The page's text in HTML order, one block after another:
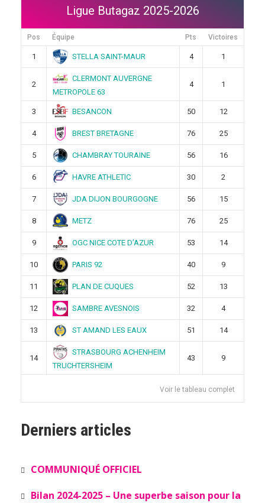
Ligue Butagaz 2025-2026
Pos Équipe Pts Victoires
1 STELLA SAINT-MAUR 4 1
2
CLERMONT AUVERGNE
METROPOLE 63
4 1
3 BESANCON 50 12
4 BREST BRETAGNE 76 25
5 CHAMBRAY TOURAINE 56 16
6 HAVRE ATHLETIC 30 2
7 JDA DIJON BOURGOGNE 56 15
8 METZ 76 25
9 OGC NICE COTE D’AZUR 53 14
10 PARIS 92 40 9
11 PLAN DE CUQUES 52 13
12 SAMBRE AVESNOIS 32 4
13 ST AMAND LES EAUX 51 14
14
STRASBOURG ACHENHEIM
TRUCHTERSHEIM
43 9
Voir le tableau complet
Derniers articles
COMMUNIQUÉ OFFICIEL
Bilan 2024-2025 – Une superbe saison pour la